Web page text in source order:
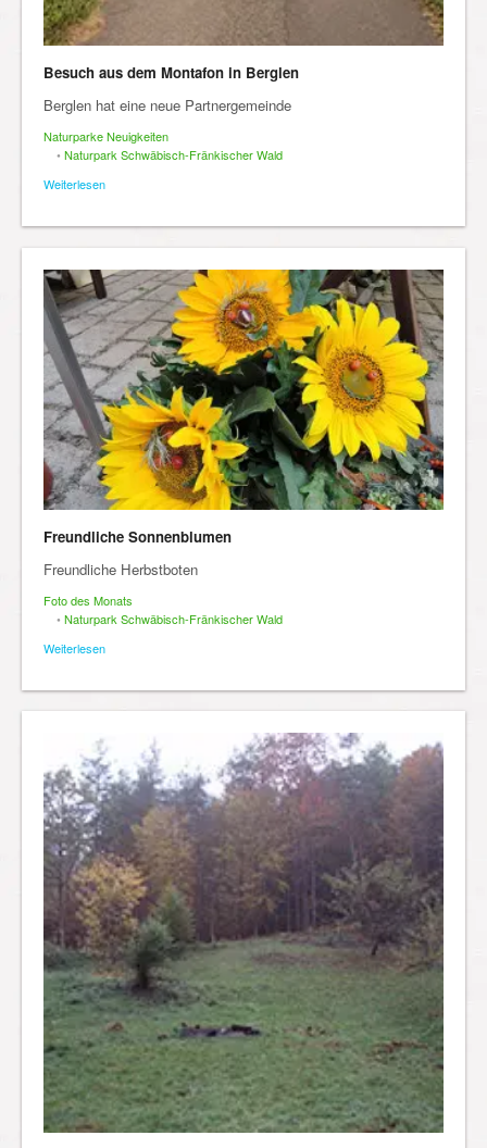
Besuch aus dem Montafon in Berglen
Berglen hat eine neue Partnergemeinde
Naturparke Neuigkeiten
• Naturpark Schwäbisch-Fränkischer Wald
Weiterlesen
Freundliche Sonnenblumen
Freundliche Herbstboten
Foto des Monats
• Naturpark Schwäbisch-Fränkischer Wald
Weiterlesen